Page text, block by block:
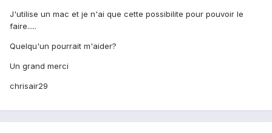
J'utilise un mac et je n'ai que cette possibilite pour pouvoir le
faire.....
Quelqu'un pourrait m'aider?
Un grand merci
chrisair29